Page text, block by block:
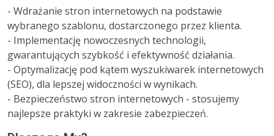
- Wdrażanie stron internetowych na podstawie
wybranego szablonu, dostarczonego przez klienta.
- Implementację nowoczesnych technologii,
gwarantujących szybkość i efektywność działania.
- Optymalizację pod kątem wyszukiwarek internetowych
(SEO), dla lepszej widoczności w wynikach.
- Bezpieczeństwo stron internetowych - stosujemy
najlepsze praktyki w zakresie zabezpieczeń.